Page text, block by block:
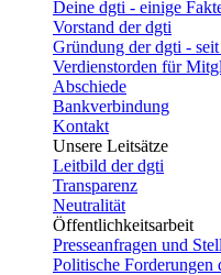
Deine dgti - einige
Vorstand der dgti
Gründung der dgti -
Verdienstorden für
Abschiede
Bankverbindung
Kontakt
Unsere Leitsätze
Leitbild der dgti
Transparenz
Neutralität
Öffentlichkeitsarbeit
Presseanfragen und
Politische Forderungen